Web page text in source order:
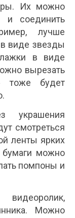
Их можно
и соединить
лучше
виде звезды
в виде
вырезать
тоже будет
украшения
смотреться
ленты ярких
бумаги можно
помпоны и
Можно